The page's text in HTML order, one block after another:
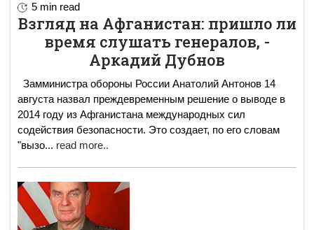
5 min read
Взгляд на Афганистан: пришло ли
время слушать генералов, -
Аркадий Дубнов
Замминистра обороны России Анатолий Антонов 14
августа назвал преждевременным решение о выводе в
2014 году из Афганистана международных сил
содействия безопасности. Это создает, по его словам
"вызо... read more..